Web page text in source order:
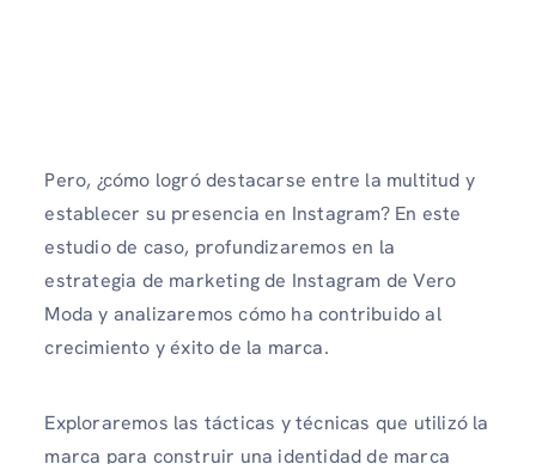
Pero, ¿cómo logró destacarse entre la multitud y
establecer su presencia en Instagram? En este
estudio de caso, profundizaremos en la
estrategia de marketing de Instagram de Vero
Moda y analizaremos cómo ha contribuido al
crecimiento y éxito de la marca.
Exploraremos las tácticas y técnicas que utilizó la
marca para construir una identidad de marca